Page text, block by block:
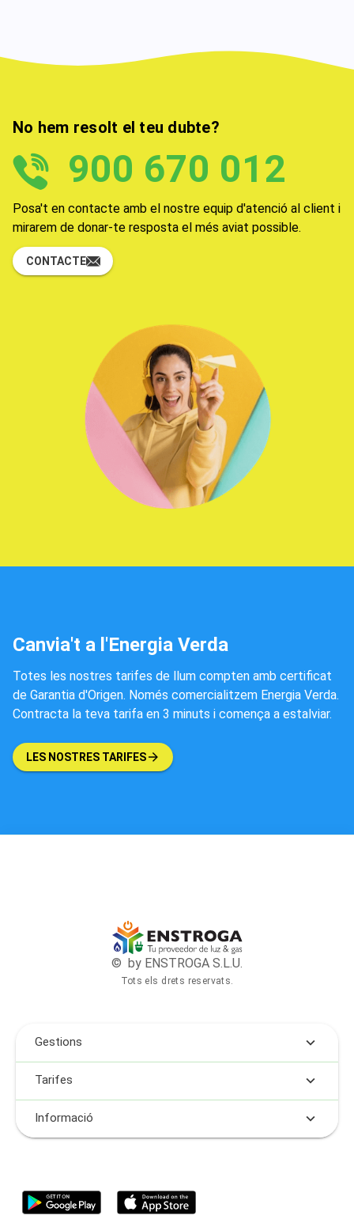
No hem resolt el teu dubte?
900 670 012
Posa't en contacte amb el nostre equip d'atenció al client i
mirarem de donar-te resposta el més aviat possible.
CONTACTE
Canvia't a l'Energia Verda
Totes les nostres tarifes de llum compten amb certificat
de Garantia d'Origen. Només comercialitzem Energia Verda.
Contracta la teva tarifa en 3 minuts i comença a estalviar.
LES NOSTRES TARIFES
© by ENSTROGA S.L.U.
Tots els drets reservats.
Gestions
Tarifes
Informació